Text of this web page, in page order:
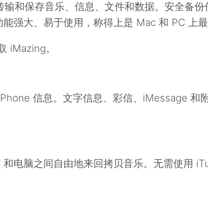
输和保存音乐、信息、文件和数据。安全备
强大、易于使用，称得上是 Mac 和 PC 上最
iMazing。
信息。文字信息、彩信、iMessage 和
电脑之间自由地来回拷贝音乐。无需使用